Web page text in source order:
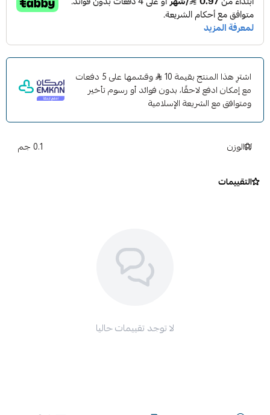
اشترِ هذا المنتج بقيمة 10
وقسّمها على 5 دفعات
مع إمكان ادفع لاحقًا، بدون فوائد أو رسوم تأخير
ومتوافق مع الشريعة الإسلامية
الوزن 0.1 جم
التقييمات
لا توجد تقييمات حاليا